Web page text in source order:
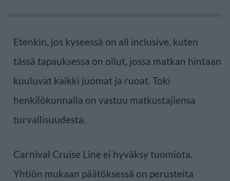
Etenkin, jos kyseessä on all inclusive, kuten
tässä tapauksessa on ollut, jossa matkan hintaan
kuuluvat kaikki juomat ja ruoat. Toki
henkilökunnalla on vastuu matkustajiensa
turvallisuudesta.
Carnival Cruise Line ei hyväksy tuomiota.
Yhtiön mukaan päätöksessä on perusteita